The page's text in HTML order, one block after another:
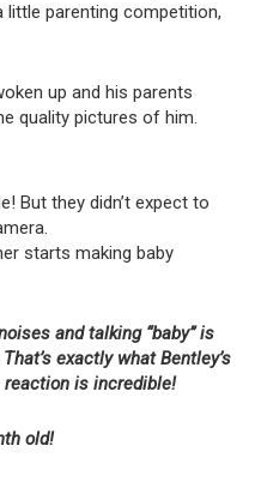
little parenting competition,
up and his parents
quality pictures of him.
But they didn’t expect to
starts making baby
and talking “baby” is
exactly what Bentley’s
reaction is incredible!
old!